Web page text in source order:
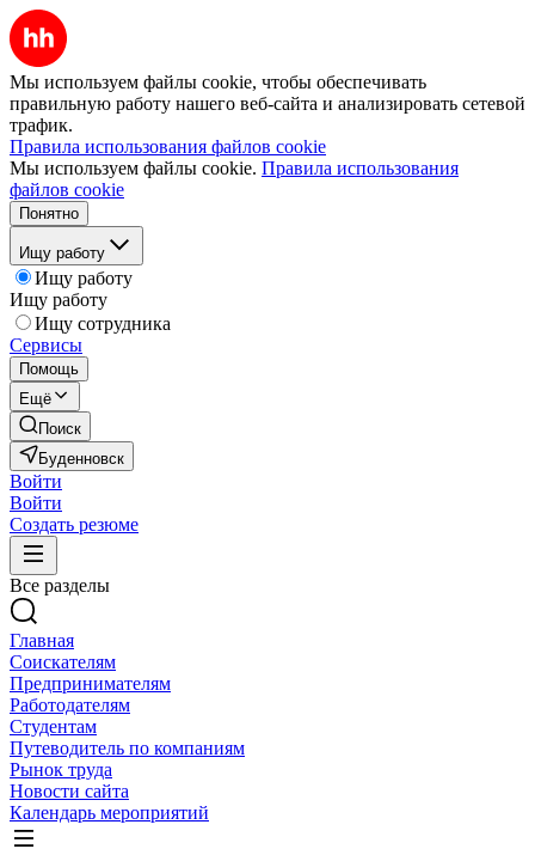
Мы используем файлы cookie, чтобы обеспечивать
правильную работу нашего веб-сайта и анализировать сетевой
трафик.
Правила использования файлов cookie
Мы используем файлы cookie. Правила использования
файлов cookie
Понятно
Ищу работу
Ищу работу
Ищу работу
Ищу сотрудника
Сервисы
Помощь
Ещё
Поиск
Буденновск
Войти
Войти
Создать резюме
Все разделы
Главная
Соискателям
Предпринимателям
Работодателям
Студентам
Путеводитель по компаниям
Рынок труда
Новости сайта
Календарь мероприятий